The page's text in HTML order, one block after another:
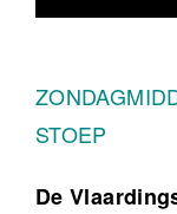
STOEP
De